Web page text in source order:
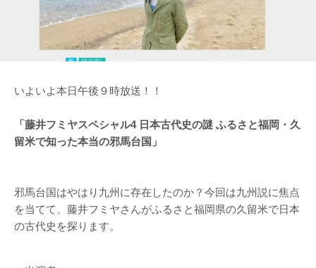
いよいよ本日午後９時放送！！
「藤井フミヤスペシャル4 日本古代史の謎 ふるさと福岡・久
留米で知った本当の邪馬台国」
邪馬台国はやはり九州に存在したのか？今回は九州説に焦点
を当てて、藤井フミヤさんがふるさと福岡県の久留米で日本
の古代史を探ります。